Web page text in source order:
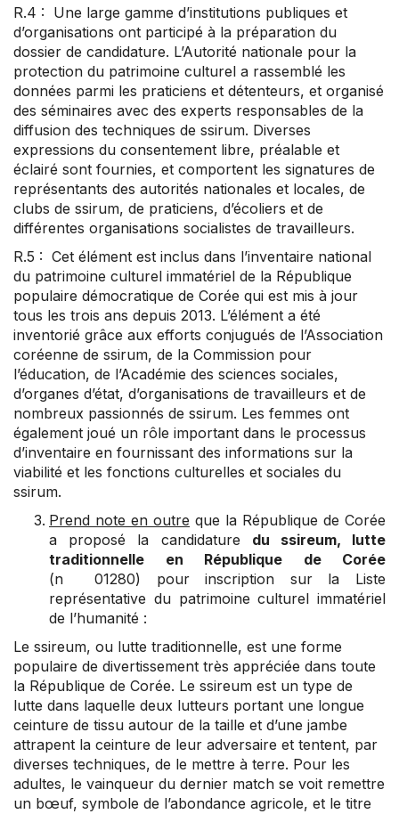
R.4 : Une large gamme d’institutions publiques et
d’organisations ont participé à la préparation du
dossier de candidature. L’Autorité nationale pour la
protection du patrimoine culturel a rassemblé les
données parmi les praticiens et détenteurs, et organisé
des séminaires avec des experts responsables de la
diffusion des techniques de ssirum. Diverses
expressions du consentement libre, préalable et
éclairé sont fournies, et comportent les signatures de
représentants des autorités nationales et locales, de
clubs de ssirum, de praticiens, d’écoliers et de
différentes organisations socialistes de travailleurs.
R.5 : Cet élément est inclus dans l’inventaire national
du patrimoine culturel immatériel de la République
populaire démocratique de Corée qui est mis à jour
tous les trois ans depuis 2013. L’élément a été
inventorié grâce aux efforts conjugués de l’Association
coréenne de ssirum, de la Commission pour
l’éducation, de l’Académie des sciences sociales,
d’organes d’état, d’organisations de travailleurs et de
nombreux passionnés de ssirum. Les femmes ont
également joué un rôle important dans le processus
d’inventaire en fournissant des informations sur la
viabilité et les fonctions culturelles et sociales du
ssirum.
Prend note en outre que la République de Corée
a proposé la candidature du ssireum, lutte
traditionnelle en République de Corée
(n 01280) pour inscription sur la Liste
représentative du patrimoine culturel immatériel
de l’humanité :
Le ssireum, ou lutte traditionnelle, est une forme
populaire de divertissement très appréciée dans toute
la République de Corée. Le ssireum est un type de
lutte dans laquelle deux lutteurs portant une longue
ceinture de tissu autour de la taille et d’une jambe
attrapent la ceinture de leur adversaire et tentent, par
diverses techniques, de le mettre à terre. Pour les
adultes, le vainqueur du dernier match se voit remettre
un bœuf, symbole de l’abondance agricole, et le titre